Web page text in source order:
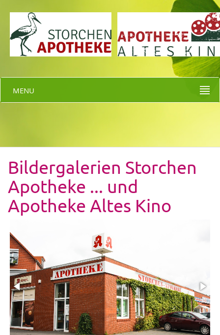
MENU
Bildergalerien Storchen
Apotheke ... und
Apotheke Altes Kino